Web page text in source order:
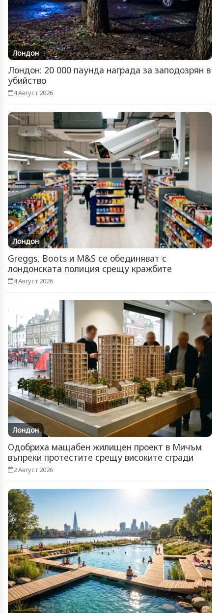
Лондон
Лондон: 20 000 паунда награда за заподозрян в
убийство
4 Август 2026
Лондон
Greggs, Boots и M&S се обединяват с
лондонската полиция срещу кражбите
4 Август 2026
Лондон
Одобриха мащабен жилищен проект в Мичъм
въпреки протестите срещу високите сгради
2 Август 2026